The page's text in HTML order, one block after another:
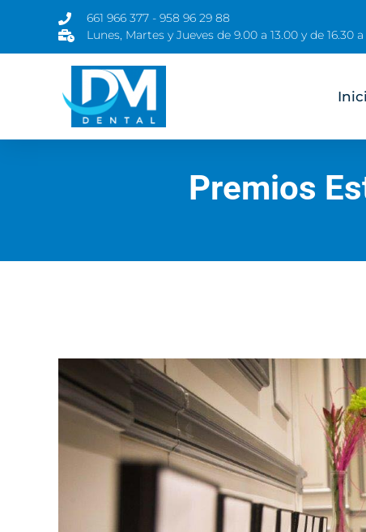
661 966 377 - 958 96 29 88
Lunes, Martes y Jueves de 9.00 a 13.00 y de 16.30
Premios